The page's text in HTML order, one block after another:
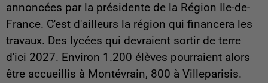
annoncées par la présidente de la Région Ile-de-
France. C'est d'ailleurs la région qui financera les
travaux. Des lycées qui devraient sortir de terre
d'ici 2027. Environ 1.200 élèves pourraient alors
être accueillis à Montévrain, 800 à Villeparisis.